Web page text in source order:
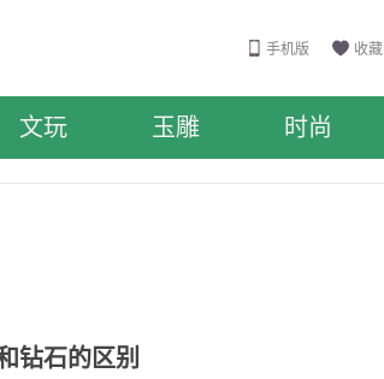
手机版 收藏
文玩 玉雕 时尚
钻石的区别